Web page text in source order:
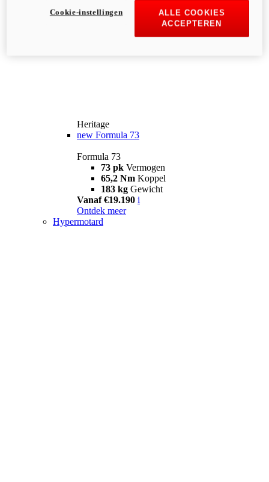
Heritage
new Formula 73
Formula 73
73 pk Vermogen
65,2 Nm Koppel
183 kg Gewicht
Vanaf €19.190 i
Ontdek meer
Hypermotard
ALLE COOKIES
ACCEPTEREN
Cookie-instellingen